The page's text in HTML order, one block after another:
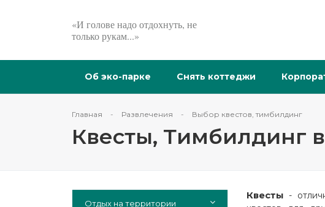
«И голове надо отдохнуть, не
только рукам...»
Об эко-парке Снять коттеджи
Главная Развлечения Выбор квестов, тимбилдинг
Квесты, Тимбилдинг
Отдых на территории
Квесты -